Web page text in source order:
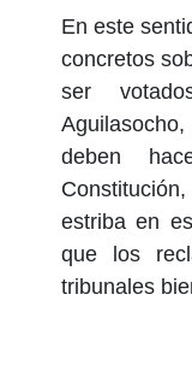
En este
concretos
ser
deben
estriba en
que los
tribunales